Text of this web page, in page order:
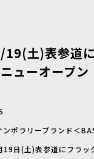
19(土)表参道
ューオープン
ポラリーブランド＜
日(土)表参道にフラッ